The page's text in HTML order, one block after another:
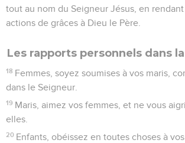
tout au nom du Seigneur Jésus, en
actions de grâces à Dieu le Père.
Les rapports personnels dans
18 Femmes, soyez soumises à vos maris,
dans le Seigneur.
19 Maris, aimez vos femmes, et ne vous
elles.
20 Enfants, obéissez en toutes choses à